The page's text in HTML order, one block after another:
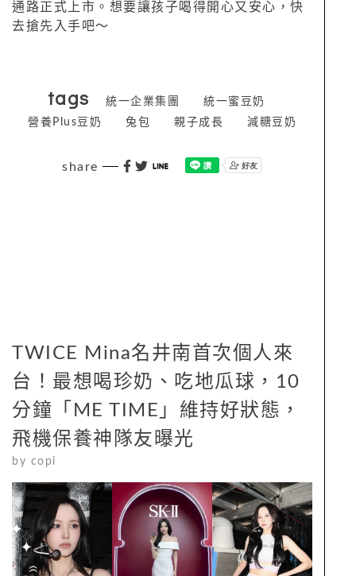
通路正式上市。想要讓孩子喝得開心又安心，快
去搶先入手吧～
tags 統一企業集團
統一蜜豆奶
營養Plus豆奶
兔包 親子成長 減糖豆奶
share
TWICE Mina名井南首次個人來
台！最想喝珍奶、吃地瓜球，10
分鐘「ME TIME」維持好狀態，
飛機保養神隊友曝光
by copi